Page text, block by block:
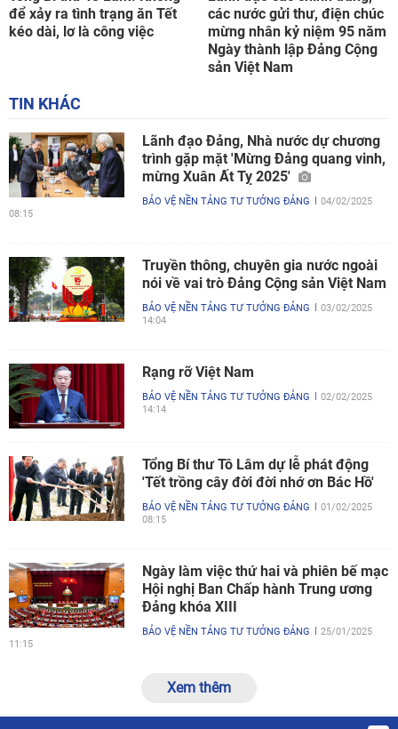
để xảy ra tình trạng ăn Tết
kéo dài, lơ là công việc
các nước gửi thư, điện chúc
mừng nhân kỷ niệm 95 năm
Ngày thành lập Đảng Cộng
sản Việt Nam
TIN KHÁC
Lãnh đạo Đảng, Nhà nước dự chương
trình gặp mặt 'Mừng Đảng quang vinh,
mừng Xuân Ất Tỵ 2025'
BẢO VỆ NỀN TẢNG TƯ TƯỞNG ĐẢNG
04/02/2025
08:15
Truyền thông, chuyên gia nước ngoài
nói về vai trò Đảng Cộng sản Việt Nam
BẢO VỆ NỀN TẢNG TƯ TƯỞNG ĐẢNG
03/02/2025
14:04
Rạng rỡ Việt Nam
BẢO VỆ NỀN TẢNG TƯ TƯỞNG ĐẢNG
02/02/2025
14:14
Tổng Bí thư Tô Lâm dự lễ phát động
'Tết trồng cây đời đời nhớ ơn Bác Hồ'
BẢO VỆ NỀN TẢNG TƯ TƯỞNG ĐẢNG
01/02/2025
08:15
Ngày làm việc thứ hai và phiên bế mạc
Hội nghị Ban Chấp hành Trung ương
Đảng khóa XIII
BẢO VỆ NỀN TẢNG TƯ TƯỞNG ĐẢNG
25/01/2025
11:15
Xem thêm